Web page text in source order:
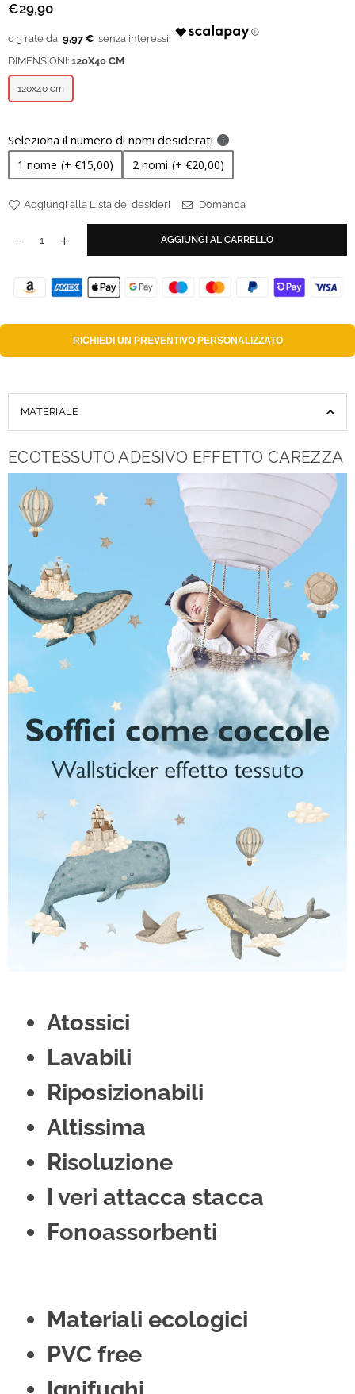
Prezzo
€29,90
9,97 €
DIMENSIONI: 120X40 CM
120x40 cm
Seleziona il numero di nomi desiderati
1 nome (+ €15,00) 2 nomi (+ €20,00)
Aggiungi alla Lista dei desideri Domanda
AGGIUNGI AL CARRELLO
RICHIEDI UN PREVENTIVO PERSONALIZZATO
MATERIALE
ECOTESSUTO ADESIVO EFFETTO CAREZZA
Atossici
Lavabili
Riposizionabili
Altissima
Risoluzione
I veri attacca stacca
Fonoassorbenti
Materiali ecologici
PVC free